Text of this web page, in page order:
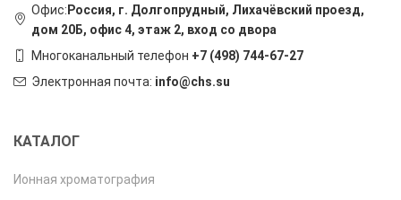
Офис: Россия, г. Долгопрудный, Лихачёвский проезд,
дом 20Б, офис 4, этаж 2, вход со двора
Многоканальный телефон +7 (498) 744-67-27
Электронная почта: info@chs.su
КАТАЛОГ
Ионная хроматография